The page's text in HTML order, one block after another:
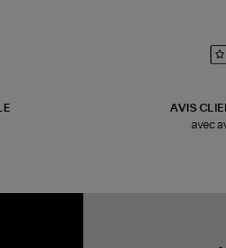
AVIS
avec